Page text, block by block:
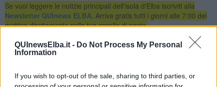
QUInewsElba.it - Do Not Process My Personal
Information
If you wish to opt-out of the sale, sharing to third parties, or
Se vuoi leggere le notizie principali dell'isola d'Elba iscriviti alla
Newsletter QUInews ELBA. Arriva gratis tutti i giorni alle 7:00 del
mattino direttamente nella tua casella di posta.
Basta cliccareQUI
alle 20:00 direttamente nella tua casella di posta.